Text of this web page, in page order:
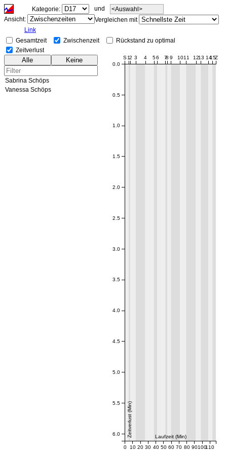
Kategorie: und
<Auswahl>
Ansicht:
Vergleichen mit
Link
Gesamtzeit
Zwischenzeit
Rückstand zu optimal
Zeitverlust
Alle Keine
Sabrina Schöps
Vanessa Schöps
S12 3 4 56 78 9 1011 1213 1415Z
0.0
0.5
1.0
1.5
2.0
2.5
3.0
3.5
4.0
4.5
5.0
5.5
6.0 Zeitverlust (Min)
0 10 20 30 40 50 60 70 80 90100110
Laufzeit (Min)